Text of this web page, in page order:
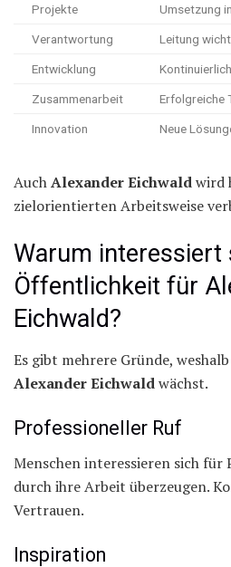
Projekte Umsetzung
Verantwortung Leitung
Entwicklung
Zusammenarbeit Erfolgreiche
Innovation Neue
AuchAlexander Eichwaldwird
zielorientierten Arbeitsweise
Warum interessiert
Öffentlichkeit für
Eichwald?
Es gibt mehrere Gründe,
Alexander Eichwaldwächst.
Professioneller Ruf
Menschen interessieren sich für
durch ihre Arbeit überzeugen.
Vertrauen.
Inspiration